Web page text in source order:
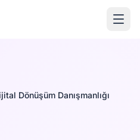
Dönüşüm Danışmanlığı